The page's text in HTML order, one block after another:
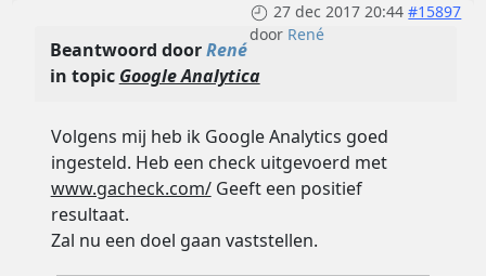
27 dec 2017 20:44 #15897
door René
Beantwoord doorRené
in topic Google Analytica
Volgens mij heb ik Google Analytics goed
ingesteld. Heb een check uitgevoerd met
www.gacheck.com/Geeft een positief
resultaat.
Zal nu een doel gaan vaststellen.